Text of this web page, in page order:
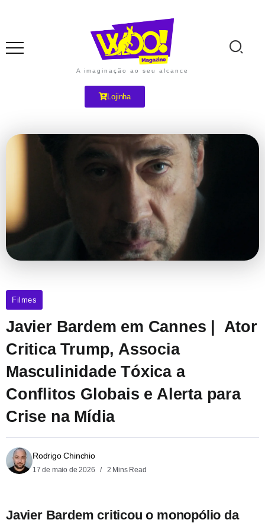
A imaginação ao seu alcance
Lojinha
Filmes
Javier Bardem em Cannes | Ator
Critica Trump, Associa
Masculinidade Tóxica a
Conflitos Globais e Alerta para
Crise na Mídia
Rodrigo Chinchio
17 de maio de 2026 2 Mins Read
Javier Bardem criticou o monopólio da